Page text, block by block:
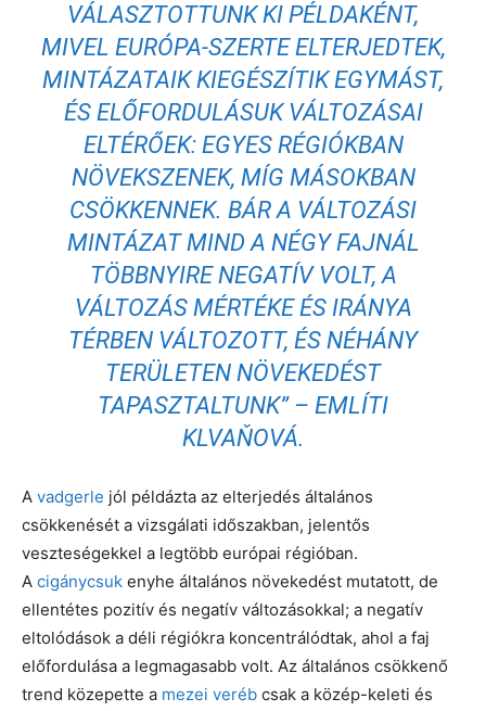
VÁLASZTOTTUNK KI PÉLDAKÉNT,
MIVEL EURÓPA-SZERTE ELTERJEDTEK,
MINTÁZATAIK KIEGÉSZÍTIK EGYMÁST,
ÉS ELŐFORDULÁSUK VÁLTOZÁSAI
ELTÉRŐEK: EGYES RÉGIÓKBAN
NÖVEKSZENEK, MÍG MÁSOKBAN
CSÖKKENNEK. BÁR A VÁLTOZÁSI
MINTÁZAT MIND A NÉGY FAJNÁL
TÖBBNYIRE NEGATÍV VOLT, A
VÁLTOZÁS MÉRTÉKE ÉS IRÁNYA
TÉRBEN VÁLTOZOTT, ÉS NÉHÁNY
TERÜLETEN NÖVEKEDÉST
TAPASZTALTUNK”– EMLÍTI
KLVAŇOVÁ.
A vadgerle jól példázta az elterjedés általános
csökkenését a vizsgálati időszakban, jelentős
veszteségekkel a legtöbb európai régióban.
A cigánycsuk enyhe általános növekedést mutatott, de
ellentétes pozitív és negatív változásokkal; a negatív
eltolódások a déli régiókra koncentrálódtak, ahol a faj
előfordulása a legmagasabb volt. Az általános csökkenő
trend közepette a mezei veréb csak a közép-keleti és